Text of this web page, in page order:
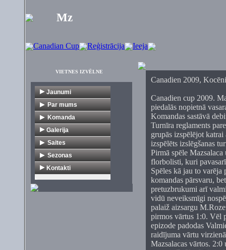
Mz
Canadian Cup Reģistrācija Ieeja
VIETNES IZVĒLNE
Jaunumi
Par mums
Vēsture
Dokumenti
Citi turnīri
Komanda
V1
Veterāni
Galerija
Saites
Florbola organizācijas
Mediji
Klubi
Komercija
Sezonas
1. līga
2. līga
Veterāni
Kontakti
Canadien 2009,
Canadien cup 2009.
piedalās nopietnā
Komandas sastāvā
Turnīra reglaments
grupās izspēlējot
izspēlēts izslēgšanas
Pirmā spēle
florbolisti, kuri
Spēles kā jau to varēja
komandas pārsvaru,
pretuzbrukumi arī
vidū neveiksmīgi
palaiž aizsargu
pirmos vārtus 1:0. Vēl
epizode padodas
raidījuma vārtu
Mazsalacas vārtos. 2:0